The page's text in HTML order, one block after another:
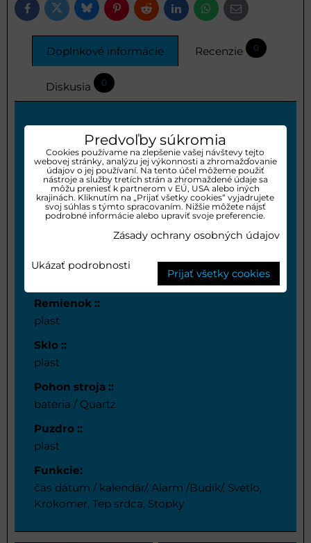
FacebookTwitterBlueskyPinterestRedditLinkedInWhatsApp
E-
mail
Doplnkové informácie Recenzie 0
Diskusia 0
Určenie ::
Pánske
Štýl:
športový
Vodotestnosť::
Ciferník ::
Remienok ::
plast
Sklo ::
plast
Pohon stroja ::
bateria / Quartz
Puzdro ::
plast
Funkcie:
čas dátum / kalendár/, Alarm /Budík/, Svetlo,
Krokomer, Tep srdca, Stopky
Predvoľby súkromia
Cookies používame na zlepšenie vašej návštevy tejto
webovej stránky, analýzu jej výkonnosti a zhromažďovanie
údajov o jej používaní. Na tento účel môžeme použiť
nástroje a služby tretích strán a zhromaždené údaje sa
môžu preniesť k partnerom v EÚ, USA alebo iných
krajinách. Kliknutím na „Prijať všetky cookies“ vyjadrujete
svoj súhlas s týmto spracovaním. Nižšie môžete nájsť
podrobné informácie alebo upraviť svoje preferencie.
Zásady ochrany osobných údajov
Ukázať podrobnosti
Prijať všetky cookies